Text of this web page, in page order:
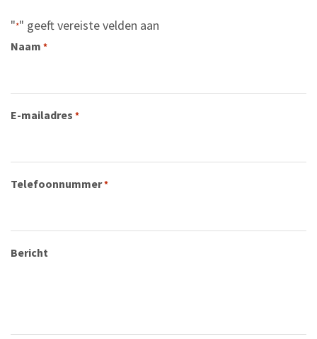
"*" geeft vereiste velden aan
Naam *
E-mailadres *
Telefoonnummer*
Bericht